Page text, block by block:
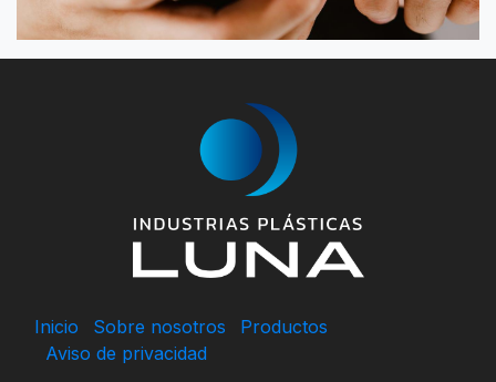
Inicio Sobre nosotros
Productos
Aviso de privacidad